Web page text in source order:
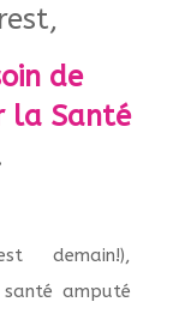
de
la Santé
demain!),
amputé